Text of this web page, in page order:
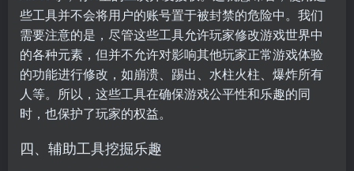
些工具并不会将用户的账号置于被封禁的危险中。我们
需要注意的是，尽管这些工具允许玩家修改游戏世界中
的各种元素，但并不允许对影响其他玩家正常游戏体验
的功能进行修改，如崩溃、踢出、水柱火柱、爆炸所有
人等。所以，这些工具在确保游戏公平性和乐趣的同
时，也保护了玩家的权益。
四、辅助工具挖掘乐趣